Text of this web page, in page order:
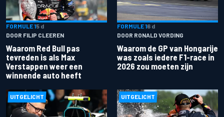
FORMULE 15 d
DOOR FILIP CLEEREN
Waarom Red Bull pas
tevreden is als Max
Verstappen weer een
winnende auto heeft
FORMULE 16 d
DOOR RONALD VORDING
Waarom de GP van Hongarije
was zoals iedere F1-race in
2026 zou moeten zijn
UITGELICHT UITGELICHT